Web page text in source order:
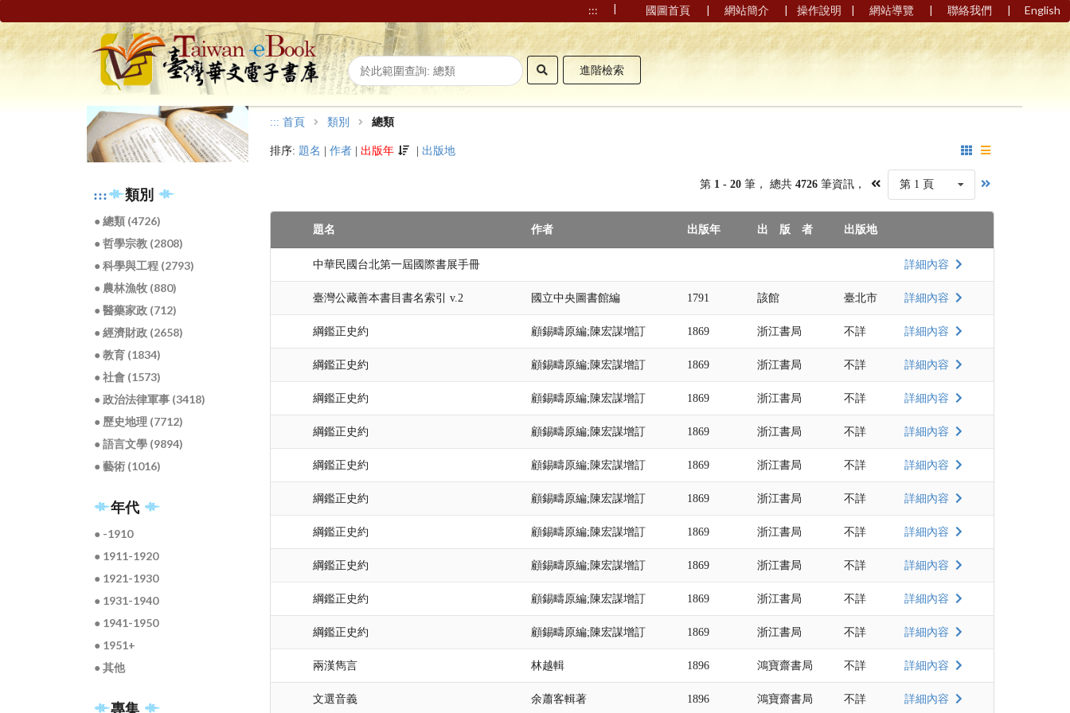
::: | 國圖首頁 | 網站簡介 | 操作說明 | 網站導覽 | 聯絡我們 | English
進階檢索
::: 類別
● 總類 (4726)
● 哲學宗教 (2808)
● 科學與工程 (2793)
● 農林漁牧 (880)
● 醫藥家政 (712)
● 經濟財政 (2658)
● 教育 (1834)
● 社會 (1573)
● 政治法律軍事 (3418)
● 歷史地理 (7712)
● 語言文學 (9894)
● 藝術 (1016)
年代
● -1910
● 1911-1920
● 1921-1930
● 1931-1940
● 1941-1950
● 1951+
● 其他
專集
::: 首頁 類別 總類
排序: 題名 |作者 |出版年 出版地
第 1 - 20筆， 總共4726 筆資訊， 第 1 頁
題名 作者 出版年 出 版 者 出版地
中華民國台北第一屆國際書展手冊 詳細內容
臺灣公藏善本書目書名索引 v.2 國立中央圖書館編 1791 該館 臺北市 詳細內容
綱鑑正史約 顧錫疇原編;陳宏謀增訂 1869 浙江書局 不詳 詳細內容
綱鑑正史約 顧錫疇原編;陳宏謀增訂 1869 浙江書局 不詳 詳細內容
綱鑑正史約 顧錫疇原編;陳宏謀增訂 1869 浙江書局 不詳 詳細內容
綱鑑正史約 顧錫疇原編;陳宏謀增訂 1869 浙江書局 不詳 詳細內容
綱鑑正史約 顧錫疇原編;陳宏謀增訂 1869 浙江書局 不詳 詳細內容
綱鑑正史約 顧錫疇原編;陳宏謀增訂 1869 浙江書局 不詳 詳細內容
綱鑑正史約 顧錫疇原編;陳宏謀增訂 1869 浙江書局 不詳 詳細內容
綱鑑正史約 顧錫疇原編;陳宏謀增訂 1869 浙江書局 不詳 詳細內容
綱鑑正史約 顧錫疇原編;陳宏謀增訂 1869 浙江書局 不詳 詳細內容
綱鑑正史約 顧錫疇原編;陳宏謀增訂 1869 浙江書局 不詳 詳細內容
兩漢雋言 林越輯 1896 鴻寶齋書局 不詳 詳細內容
文選音義 余蕭客輯著 1896 鴻寶齋書局 不詳 詳細內容